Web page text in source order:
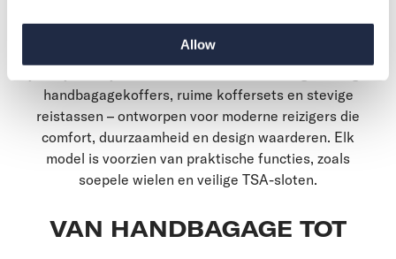
Allow
de planning hebt, met de koffers van McGregor reis
handbagagekoffers, ruime koffersets en stevige
reistassen – ontworpen voor moderne reizigers die
comfort, duurzaamheid en design waarderen. Elk
model is voorzien van praktische functies, zoals
soepele wielen en veilige TSA-sloten.
VAN HANDBAGAGE TOT